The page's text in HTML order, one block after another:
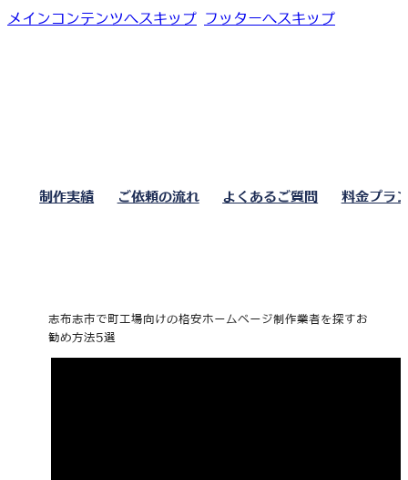
メインコンテンツへスキップ フッターへスキップ
制作実績 ご依頼の流れ よくあるご質問 料金プラ
志布志市で町工場向けの格安ホームページ制作業者を探すお
勧め方法5選